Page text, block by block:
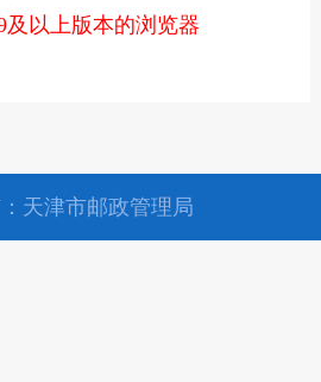
及以上版本的浏览器
天津市邮政管理局